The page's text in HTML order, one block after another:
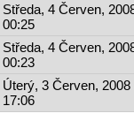
Středa, 4 Červen,
00:25
Středa, 4 Červen,
00:23
Úterý, 3 Červen, 2008
17:06